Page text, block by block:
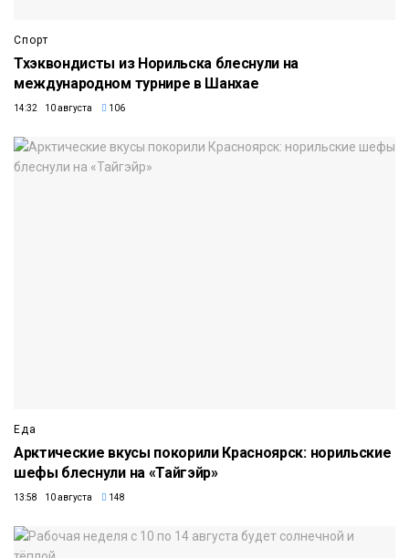
Спорт
Тхэквондисты из Норильска блеснули на
международном турнире в Шанхае
14:32 10 августа 106
Еда
Арктические вкусы покорили Красноярск: норильские
шефы блеснули на «Тайгэйр»
13:58 10 августа 148